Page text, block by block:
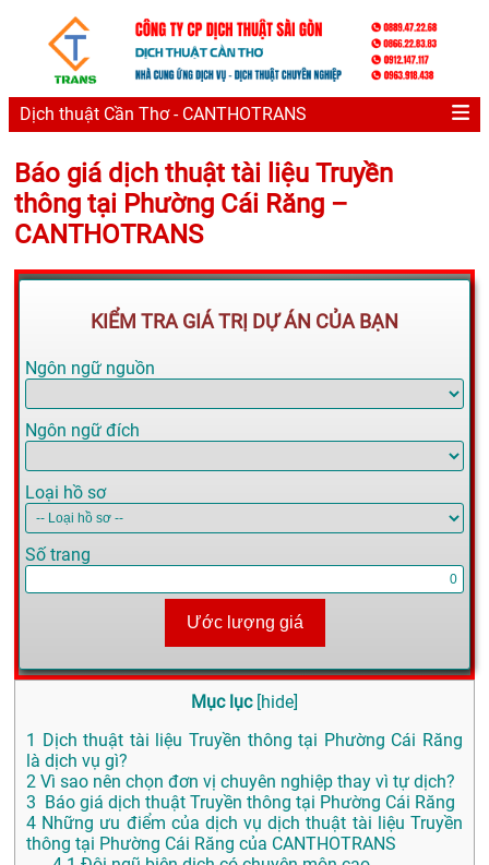
Dịch thuật Cần Thơ - CANTHOTRANS
Báo giá dịch thuật tài liệu Truyền
thông tại Phường Cái Răng –
CANTHOTRANS
KIỂM TRA GIÁ TRỊ DỰ ÁN CỦA BẠN
Ngôn ngữ nguồn
Ngôn ngữ đích
Loại hồ sơ
Số trang
Ước lượng giá
Mục lục [hide]
1
Dịch thuật tài liệu Truyền thông tại Phường Cái Răng
là dịch vụ gì?
2 Vì sao nên chọn đơn vị chuyên nghiệp thay vì tự dịch?
3 Báo giá dịch thuật Truyền thông tại Phường Cái Răng
4 Những ưu điểm của dịch vụ dịch thuật tài liệu Truyền
thông tại Phường Cái Răng của CANTHOTRANS